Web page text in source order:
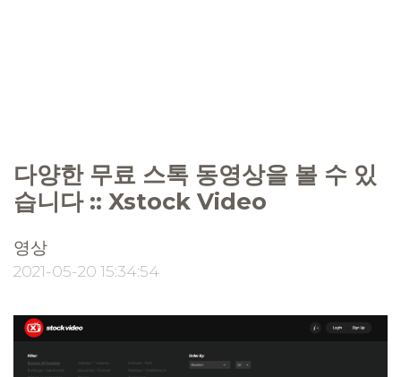
다양한 무료 스톡 동영상을 볼 수 있
습니다 :: Xstock Video
영상
2021-05-20 15:34:54